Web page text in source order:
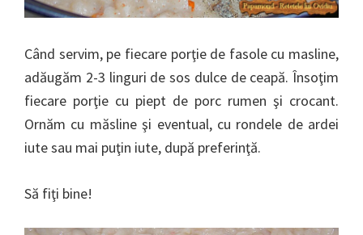
Când servim, pe fiecare porţie de fasole cu masline,
adăugăm 2-3 linguri de sos dulce de ceapă. Însoţim
fiecare porţie cu piept de porc rumen şi crocant.
Ornăm cu măsline şi eventual, cu rondele de ardei
iute sau mai puţin iute, după preferinţă.
Să fiţi bine!